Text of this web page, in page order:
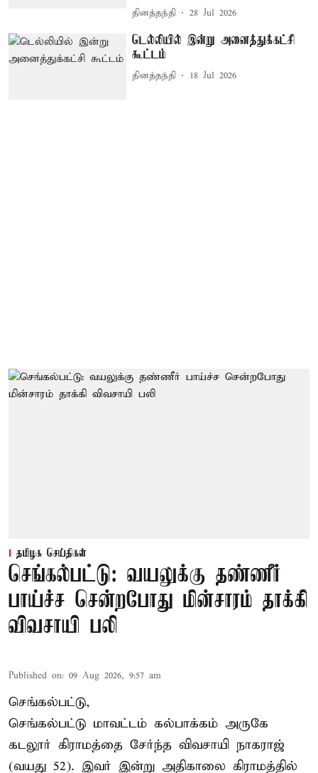
தினத்தந்தி 28 Jul 2026
டெல்லியில் இன்று அனைத்துக்கட்சி
கூட்டம்
தினத்தந்தி 18 Jul 2026
தமிழக செய்திகள்
செங்கல்பட்டு: வயலுக்கு தண்ணீர்
பாய்ச்ச சென்றபோது மின்சாரம் தாக்கி
விவசாயி பலி
Published on: 09 Aug 2026, 9:57 am
செங்கல்பட்டு,
செங்கல்பட்டு மாவட்டம் கல்பாக்கம் அருகே
கடலூர் கிராமத்தை சேர்ந்த விவசாயி நாகராஜ்
(வயது 52). இவர் இன்று அதிகாலை கிராமத்தில்